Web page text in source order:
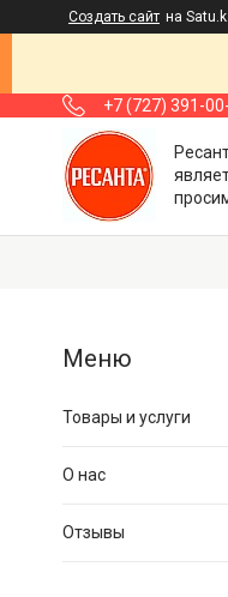
Создать сайт на
+7 (727) 391-
Товары и услуги
О нас
Отзывы